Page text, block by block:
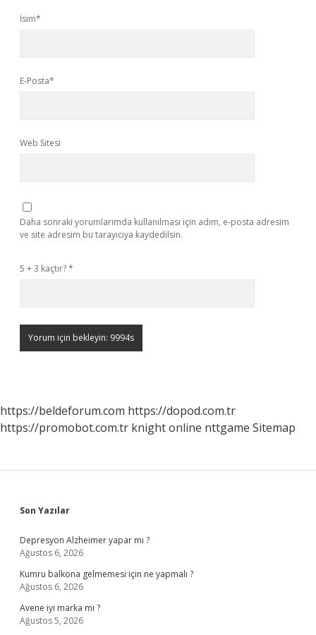
İsim*
E-Posta*
Web Sitesi
Daha sonraki yorumlarımda kullanılması için adım, e-posta adresim
ve site adresim bu tarayıcıya kaydedilsin.
5 + 3 kaçtır?*
https://beldeforum.com https://dopod.com.tr
https://promobot.com.tr knight online nttgame Sitemap
Sidebar
Son Yazılar
Depresyon Alzheimer yapar mı ?
Ağustos 6, 2026
Kumru balkona gelmemesi için ne yapmalı ?
Ağustos 6, 2026
Avene iyi marka mı ?
Ağustos 5, 2026